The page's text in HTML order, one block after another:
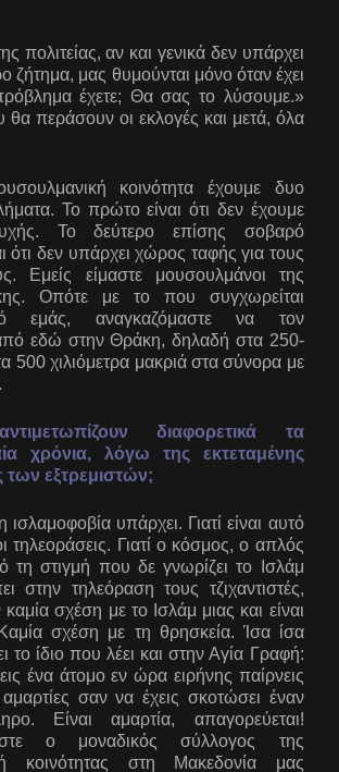
πολιτείας, αν και γενικά δεν υπάρχει
ζήτημα, μας θυμούνται μόνο όταν έχει
έχετε; Θα σας το λύσουμε.»
θα περάσουν οι εκλογές και μετά, όλα
κοινότητα έχουμε δυο
Το πρώτο είναι ότι δεν έχουμε
Το δεύτερο επίσης σοβαρό
ότι δεν υπάρχει χώρος ταφής για τους
Εμείς είμαστε μουσουλμάνοι της
Οπότε με το που συγχωρείται
εμάς, αναγκαζόμαστε να τον
εδώ στην Θράκη, δηλαδή στα 250-
500 χιλιόμετρα μακριά στα σύνορα με
διαφορετικά τα
χρόνια, λόγω της εκτεταμένης
εξτρεμιστών;
υπάρχει. Γιατί είναι αυτό
τηλεοράσεις. Γιατί ο κόσμος, ο απλός
τη στιγμή που δε γνωρίζει το Ισλάμ
στην τηλεόραση τους τζιχαντιστές,
σχέση με το Ισλάμ μιας και είναι
σχέση με τη θρησκεία. Ίσα ίσα
το ίδιο που λέει και στην Αγία Γραφή:
ένα άτομο εν ώρα ειρήνης παίρνεις
σαν να έχεις σκοτώσει έναν
Είναι αμαρτία, απαγορεύεται!
ο μοναδικός σύλλογος της
κοινότητας στη Μακεδονία μας